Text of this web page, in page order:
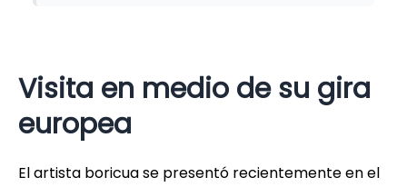
Visita en medio de su gira
europea
El artista boricua se presentó recientemente en el